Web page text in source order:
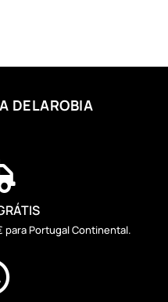
DELAROBIA
para Portugal Continental.